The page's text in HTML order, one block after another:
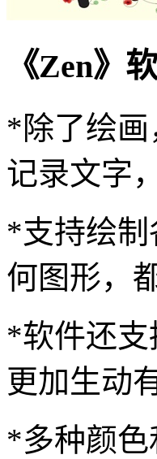
《Zen》
*除了绘画
记录文字
*支持绘制
何图形，
*软件还支
更加生动
*多种颜色